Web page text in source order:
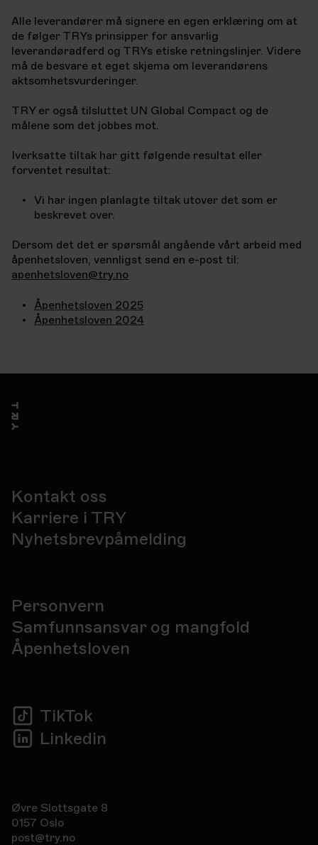
Alle leverandører må signere en egen erklæring om at
de følger TRYs prinsipper for ansvarlig
leverandøradferd og TRYs etiske retningslinjer. Videre
må de besvare et eget skjema om leverandørens
aktsomhetsvurderinger.
TRY er også tilsluttet UN Global Compact og de
målene som det jobbes mot.
Iverksatte tiltak har gitt følgende resultat eller
forventet resultat:
Vi har ingen planlagte tiltak utover det som er
beskrevet over.
Dersom det det er spørsmål angående vårt arbeid med
åpenhetsloven, vennligst send en e-post til:
apenhetsloven@try.no
Åpenhetsloven 2025
Åpenhetsloven 2024
Kontakt oss
Karriere i TRY
Nyhetsbrevpåmelding
Personvern
Samfunnsansvar og mangfold
Åpenhetsloven
TikTok
Linkedin
Øvre Slottsgate 8
0157 Oslo
post@try.no